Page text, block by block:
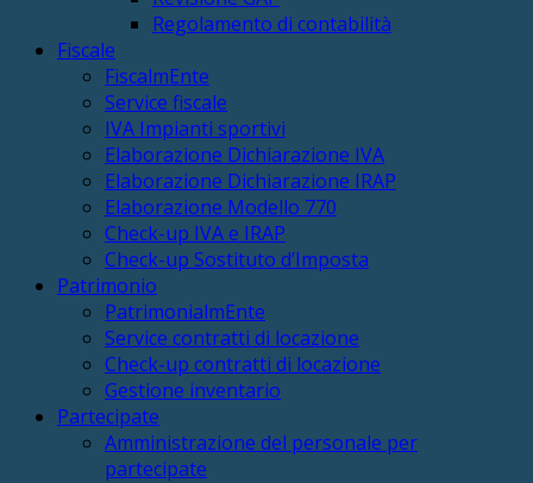
Regolamento di contabilità
Fiscale
FiscalmEnte
Service fiscale
IVA Impianti sportivi
Elaborazione Dichiarazione IVA
Elaborazione Dichiarazione IRAP
Elaborazione Modello 770
Check-up IVA e IRAP
Check-up Sostituto d’Imposta
Patrimonio
PatrimonialmEnte
Service contratti di locazione
Check-up contratti di locazione
Gestione inventario
Partecipate
Amministrazione del personale per
partecipate